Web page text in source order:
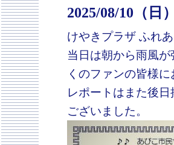
2025/08/10（
けやきプラザ ふれ
当日は朝から雨風
くのファンの皆様
レポートはまた後
ございました。